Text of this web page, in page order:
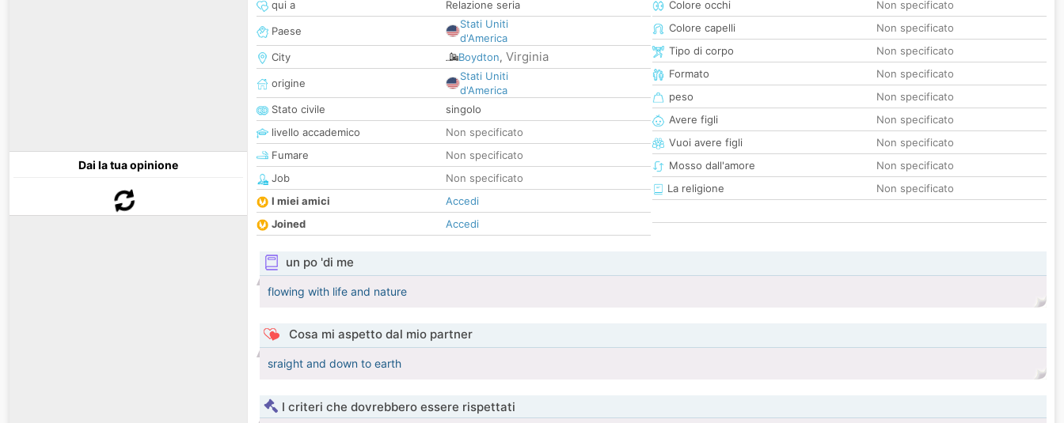
Dai la tua opinione
qui a
Relazione seria
Paese
Stati Uniti
d'America
City
Boydton, Virginia
origine
Stati Uniti
d'America
Stato civile
singolo
livello accademico
Non specificato
Fumare
Non specificato
Job
Non specificato
I miei amici
Accedi
Joined
Accedi
Colore occhi
Non specificato
Colore capelli
Non specificato
Tipo di corpo
Non specificato
Formato
Non specificato
peso
Non specificato
Avere figli
Non specificato
Vuoi avere figli
Non specificato
Mosso dall'amore
Non specificato
La religione
Non specificato
un po 'di me
flowing with life and nature
Cosa mi aspetto dal mio partner
sraight and down to earth
I criteri che dovrebbero essere rispettati